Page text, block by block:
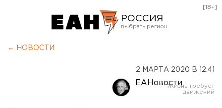
РОССИЯ
Оренбург
[18+]
← НОВОСТИ
2 МАРТА 2020 В 12:41
ЕАНовости